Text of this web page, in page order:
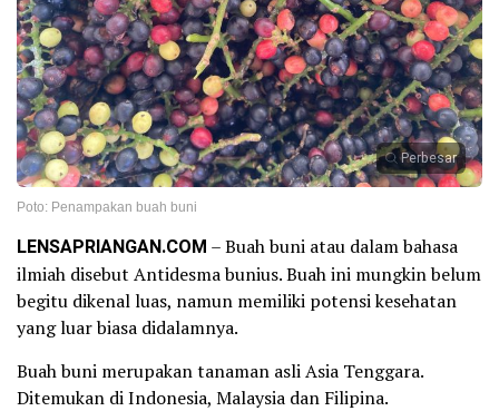
Perbesar
Poto: Penampakan buah buni
LENSAPRIANGAN.COM – Buah buni atau dalam bahasa
ilmiah disebut Antidesma bunius. Buah ini mungkin belum
begitu dikenal luas, namun memiliki potensi kesehatan
yang luar biasa didalamnya.
Buah buni merupakan tanaman asli Asia Tenggara.
Ditemukan di Indonesia, Malaysia dan Filipina.